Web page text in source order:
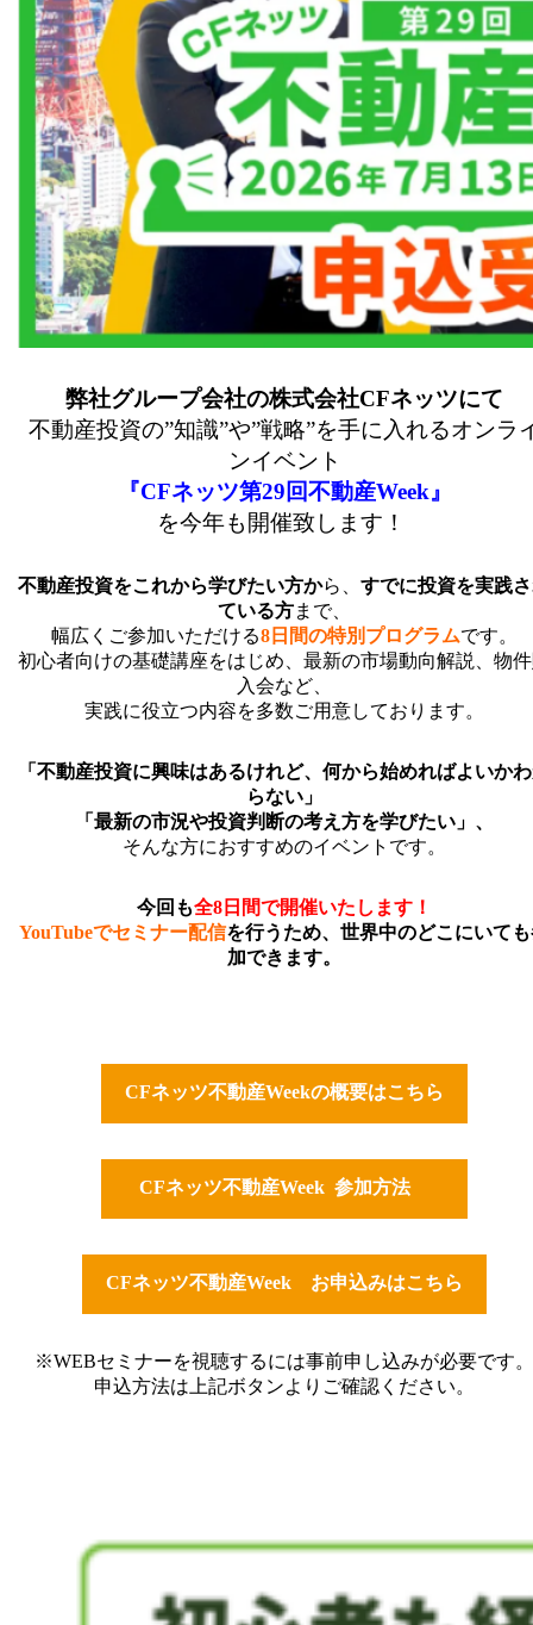
弊社グループ会社の株式会社CFネッツにて
不動産投資の”知識”や”戦略”を手に入れるオンラ
ンイベント
『CFネッツ第29回不動産Week』
を今年も開催致します！
不動産投資をこれから学びたい方から、 すでに投資を実践
ている方まで、
幅広くご参加いただける8日間の特別プログラムです。
初心者向けの基礎講座をはじめ、最新の市場動向解説、物
入会など、
実践に役立つ内容を多数ご用意しております。
「不動産投資に興味はあるけれど、何から始めればよいか
らない」
「最新の市況や投資判断の考え方を学びたい」、
そんな方におすすめのイベントです。
今回も全8日間で開催いたします！
YouTubeでセミナー配信を行うため、世界中のどこにいて
加できます。
CFネッツ不動産Weekの概要はこちら
CFネッツ不動産Week 参加方法
CFネッツ不動産Week お申込みはこちら
※WEBセミナーを視聴するには事前申し込みが必要です。
申込方法は上記ボタンよりご確認ください。